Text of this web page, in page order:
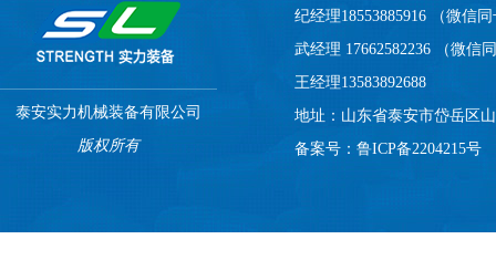
泰安实力机械装备有限公司
版权所有
纪经理18553885916 （微信
武经理 17662582236 （微信
王经理13583892688
地址：山东省泰安市岱岳区
备案号： 鲁ICP备2204215号